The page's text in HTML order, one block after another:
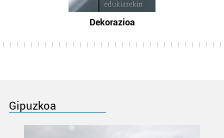
Dekorazioa
Gipuzkoa